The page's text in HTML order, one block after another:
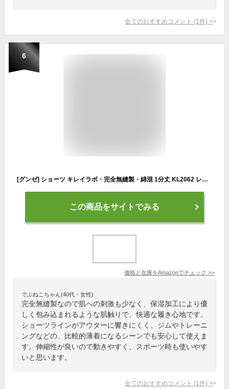
全てのおすすめコメント (1 件) >
6
[グンゼ] ショーツ キレイラボ・完全無縫製・綿混 1分丈 KL2062 レディース グレーモク (日本サイズM相当)
この商品をサイトでみる
価格と在庫をAmazonでチェック >>
でぶねこちゃん(40代・女性)
完全無縫製なので肌への刺激も少なく、保湿加工により優
しく包み込まれるような肌触りで、快適な履き心地です。
ショーツラインがアウターに響きにくく、ジムやトレーニ
ングなどの、比較的薄着になるシーンでも安心して使えま
す。伸縮性が良いので動きやすく、スポーツ時も使いやす
いと思います。
全てのおすすめコメント (1 件) >